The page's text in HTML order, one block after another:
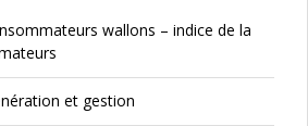
wallons – indice de la
et gestion